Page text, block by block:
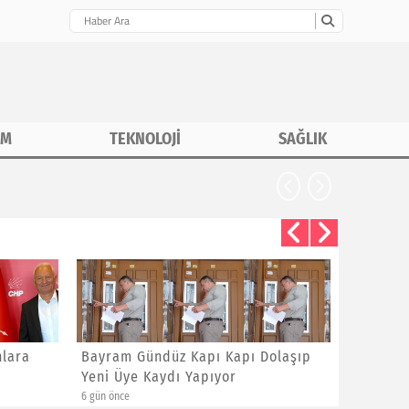
TEKNOLOJİ SAĞLIK
Bayram Gündüz Kapı Kapı Dolaşıp
Yeni Üye Kaydı Yapıyor
6 gün önce